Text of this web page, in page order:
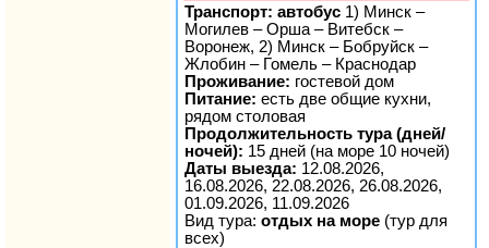
Транспорт: автобус 1) Минск –
Могилев – Орша – Витебск –
Воронеж, 2) Минск – Бобруйск –
Жлобин – Гомель – Краснодар
Проживание: гостевой дом
Питание: есть две общие кухни,
рядом столовая
Продолжительность тура (дней/
ночей): 15 дней (на море 10 ночей)
Даты выезда: 12.08.2026,
16.08.2026, 22.08.2026, 26.08.2026,
01.09.2026, 11.09.2026
Вид тура: отдых на море (тур для
всех)